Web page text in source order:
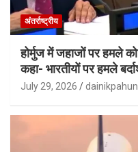
अंतर्राष्ट्रीय
होर्मुज में जहाजों पर हमले
कहा- भारतीयों पर हमले
July 29, 2026